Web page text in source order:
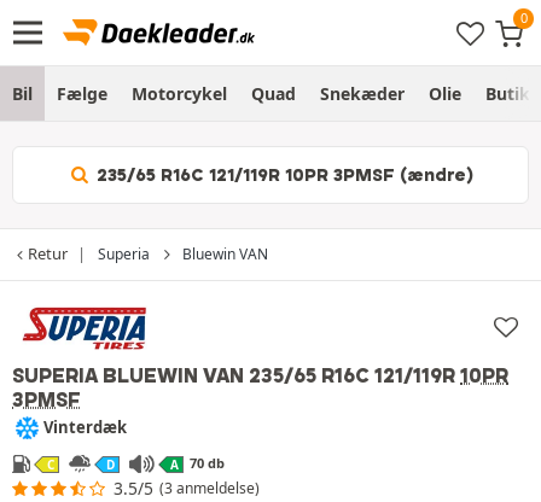
Bil Fælge Motorcykel Quad Snekæder Olie Butik
235/65 R16C 121/119R 10PR 3PMSF (ændre)
Retur Superia Bluewin VAN
SUPERIA BLUEWIN VAN 235/65 R16C 121/119R 10PR
3PMSF
Vinterdæk
C D A 70 db
3.5/5 (3 anmeldelse)